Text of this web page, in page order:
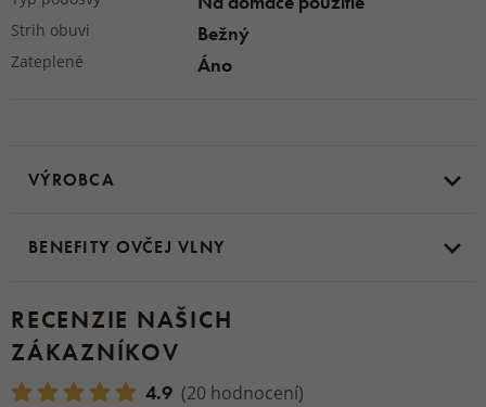
Strih obuvi Bežný
Zateplené Áno
VÝROBCA
BENEFITY OVČEJ VLNY
RECENZIE NAŠICH
ZÁKAZNÍKOV
4.9 (20 hodnocení)